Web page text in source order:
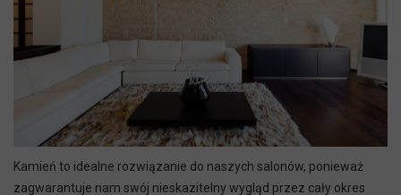
Kamień to idealne rozwiązanie do naszych salonów, ponieważ
zagwarantuje nam swój nieskazitelny wygląd przez cały okres